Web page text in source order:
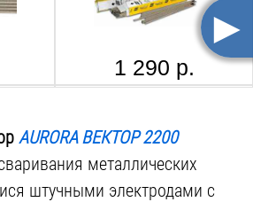
дуги:
есть
старта:
есть
1 290 р.
►
AURORA ВЕКТОР 2200
металлических
штучными электродами с